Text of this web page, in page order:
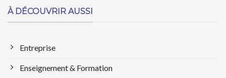
À DÉCOUVRIR AUSSI
Entreprise
Enseignement & Formation